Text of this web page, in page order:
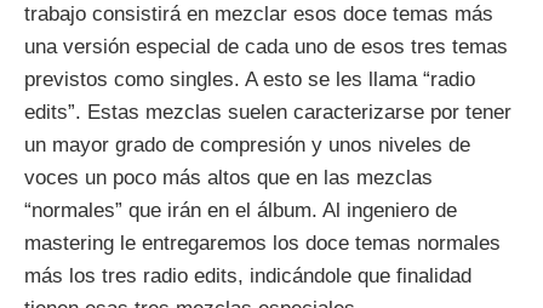
trabajo consistirá en mezclar esos doce temas más
una versión especial de cada uno de esos tres temas
previstos como singles. A esto se les llama “radio
edits”. Estas mezclas suelen caracterizarse por tener
un mayor grado de compresión y unos niveles de
voces un poco más altos que en las mezclas
“normales” que irán en el álbum. Al ingeniero de
mastering le entregaremos los doce temas normales
más los tres radio edits, indicándole que finalidad